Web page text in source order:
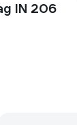
IN 206